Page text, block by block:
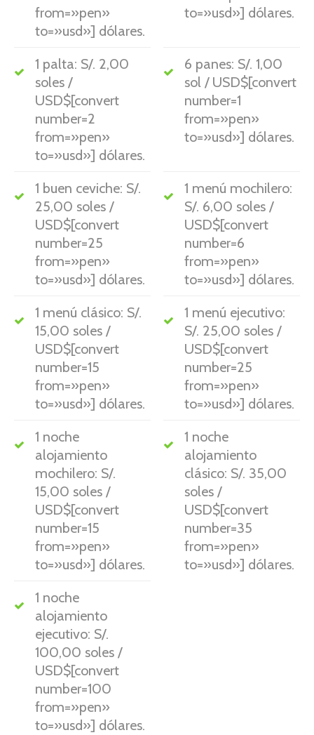
from=»pen»
to=»usd»] dólares.
to=»usd»] dólares.
1 palta: S/. 2,00
soles /
USD$[convert
number=2
from=»pen»
to=»usd»] dólares.
6 panes: S/. 1,00
sol / USD$[convert
number=1
from=»pen»
to=»usd»] dólares.
1 buen ceviche: S/.
25,00 soles /
USD$[convert
number=25
from=»pen»
to=»usd»] dólares.
1 menú mochilero:
S/. 6,00 soles /
USD$[convert
number=6
from=»pen»
to=»usd»] dólares.
1 menú clásico: S/.
15,00 soles /
USD$[convert
number=15
from=»pen»
to=»usd»] dólares.
1 menú ejecutivo:
S/. 25,00 soles /
USD$[convert
number=25
from=»pen»
to=»usd»] dólares.
1 noche
alojamiento
mochilero: S/.
15,00 soles /
USD$[convert
number=15
from=»pen»
to=»usd»] dólares.
1 noche
alojamiento
clásico: S/. 35,00
soles /
USD$[convert
number=35
from=»pen»
to=»usd»] dólares.
1 noche
alojamiento
ejecutivo: S/.
100,00 soles /
USD$[convert
number=100
from=»pen»
to=»usd»] dólares.